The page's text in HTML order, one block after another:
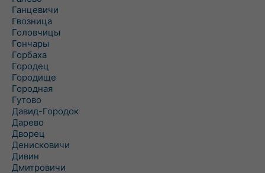
Ганцевичи
Гвозница
Головчицы
Гончары
Горбаха
Городец
Городище
Городная
Гутово
Давид-Городок
Дарево
Дворец
Денисковичи
Дивин
Дмитровичи